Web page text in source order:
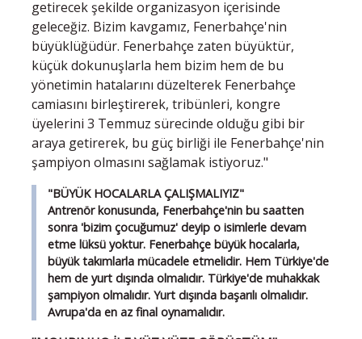
getirecek şekilde organizasyon içerisinde
geleceğiz. Bizim kavgamız, Fenerbahçe'nin
büyüklüğüdür. Fenerbahçe zaten büyüktür,
küçük dokunuşlarla hem bizim hem de bu
yönetimin hatalarını düzelterek Fenerbahçe
camiasını birleştirerek, tribünleri, kongre
üyelerini 3 Temmuz sürecinde olduğu gibi bir
araya getirerek, bu güç birliği ile Fenerbahçe'nin
şampiyon olmasını sağlamak istiyoruz."
"BÜYÜK HOCALARLA ÇALIŞMALIYIZ"
Antrenör konusunda, Fenerbahçe'nin bu saatten
sonra 'bizim çocuğumuz' deyip o isimlerle devam
etme lüksü yoktur. Fenerbahçe büyük hocalarla,
büyük takımlarla mücadele etmelidir. Hem Türkiye'de
hem de yurt dışında olmalıdır. Türkiye'de muhakkak
şampiyon olmalıdır. Yurt dışında başarılı olmalıdır.
Avrupa'da en az final oynamalıdır.